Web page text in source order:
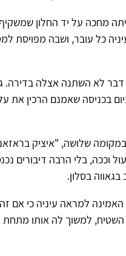
מחכה על יד החלון
כל עובר, ושבה מפויסת
דבר לא השתנה אצלה
בכניסה שאמנם הרכין את
אחרי שעזבה באו במקומה שלושה, "איציק
בלי הרבה דיבורים
בסלון.
למראה עיניה כי אם
למשוך לה אותו מתחת